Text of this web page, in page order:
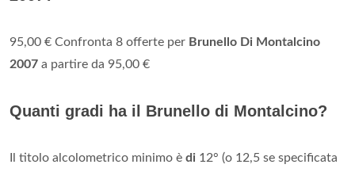
95,00 € Confronta 8 offerte per Brunello Di Montalcino
2007 a partire da 95,00 €
Quanti gradi ha il Brunello di Montalcino?
Il titolo alcolometrico minimo è di 12° (o 12,5 se specificata